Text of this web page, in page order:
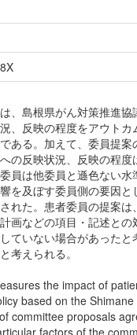
、島根県がん対策推進
、反映の程度をアウト
ある。加えて、委員提
の反映状況、反映の程
員は他委員と遜色ない
を及ぼす委員側の要因
れた。患者委員の提案
画などの項目・記述と
ていない場合があった
考えられる。
the impact of
based on the
committee proposals
factors of the